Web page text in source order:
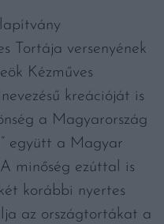
Tortája versenyének
Kézműves
kreációját is
a Magyarország
együtt a Magyar
minőség ezúttal is
korábbi nyertes
az országtortákat a